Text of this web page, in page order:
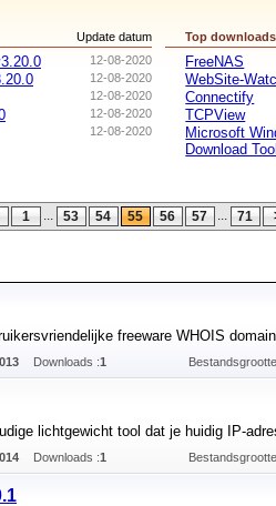
Update datum
12-08-2020
12-08-2020
12-08-2020
12-08-2020
12-08-2020
Top downloads
FreeNAS
WebSite-
Connectify
TCPView
Microsoft
Download
1 ... 53 54 55 56 57 ... 71
freeware WHOIS
Downloads :1
lichtgewicht tool dat je huidig IP-
Downloads :1